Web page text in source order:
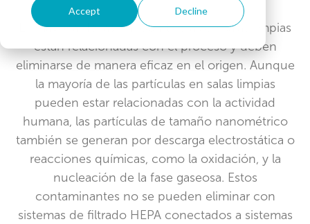
Accept Decline
La mayoría de las nanopartículas en salas limpias
están relacionadas con el proceso y deben
eliminarse de manera eficaz en el origen. Aunque
la mayoría de las partículas en salas limpias
pueden estar relacionadas con la actividad
humana, las partículas de tamaño nanométrico
también se generan por descarga electrostática o
reacciones químicas, como la oxidación, y la
nucleación de la fase gaseosa. Estos
contaminantes no se pueden eliminar con
sistemas de filtrado HEPA conectados a sistemas